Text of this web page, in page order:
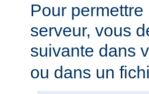
Pour
serveur, vous
suivante dans
ou dans un